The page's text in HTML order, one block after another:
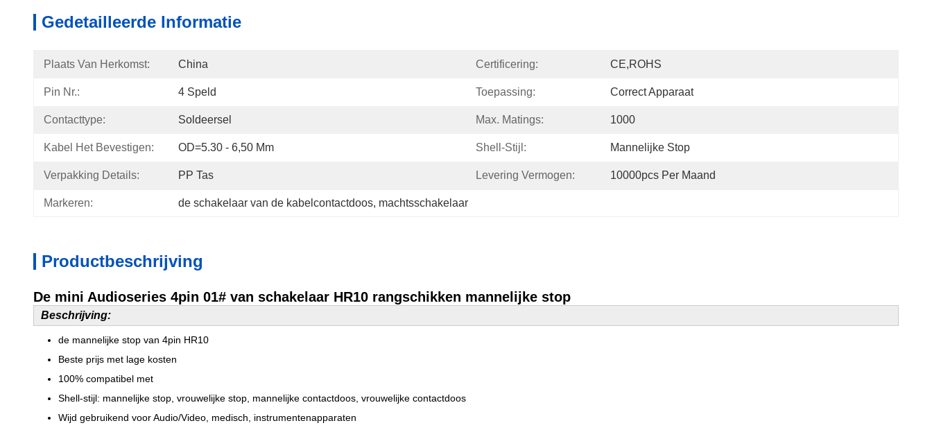
Gedetailleerde Informatie
Plaats Van Herkomst: China Certificering: CE,ROHS
Pin Nr.: 4 Speld Toepassing: Correct Apparaat
Contacttype: Soldeersel Max. Matings: 1000
Kabel Het Bevestigen: OD=5.30 - 6,50 Mm Shell-Stijl: Mannelijke Stop
Verpakking Details: PP Tas Levering Vermogen: 10000pcs Per Maand
Markeren: de schakelaar van de kabelcontactdoos, machtsschakelaar
Productbeschrijving
De mini Audioseries 4pin 01# van schakelaar HR10 rangschikken mannelijke stop
Beschrijving:
de mannelijke stop van 4pin HR10
Beste prijs met lage kosten
100% compatibel met
Shell-stijl: mannelijke stop, vrouwelijke stop, mannelijke contactdoos, vrouwelijke contactdoos
Wijd gebruikend voor Audio/Video, medisch, instrumentenapparaten